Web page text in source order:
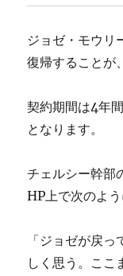
ジョゼ・モウリ
復帰することが
契約期間は4年
となります。
チェルシー幹部
HP上で次のよう
「ジョゼが戻
しく思う。ここ